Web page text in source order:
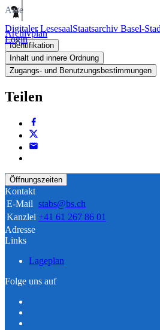
Digitaler LesesaalStaatsarchiv Basel-
Login
Akte
Archivplan
Identifikation
Inhalt und innere Ordnung
Zugangs- und Benutzungsbestimmungen
Teilen
Öffnungszeiten
Kontakt
E-Mail stabs@bs.ch
Kanzlei +41 61 267 86 01
Adresse
Links
Lageplan
Folge uns auf